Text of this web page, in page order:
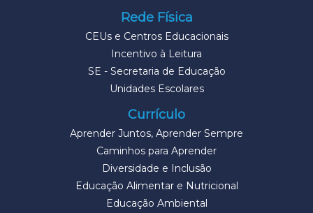
Rede Física
CEUs e Centros Educacionais
Incentivo à Leitura
SE - Secretaria de Educação
Unidades Escolares
Currículo
Aprender Juntos, Aprender Sempre
Caminhos para Aprender
Diversidade e Inclusão
Educação Alimentar e Nutricional
Educação Ambiental